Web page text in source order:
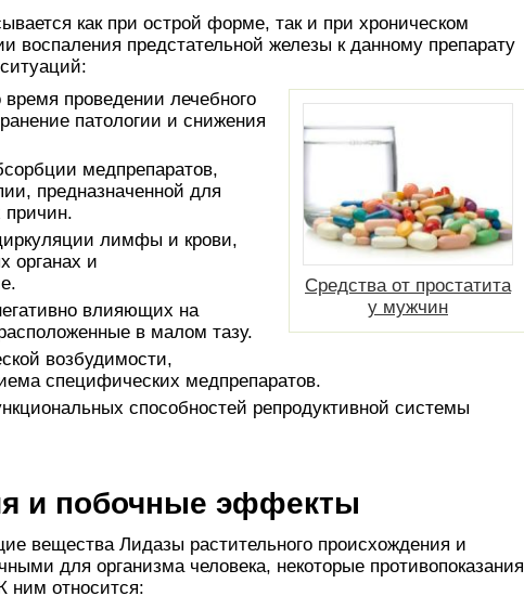
как при острой форме, так и при хроническом
воспаления предстательной железы к данному препарату
Средства от простатита
у мужчин
проведении лечебного
патологии и снижения
медпрепаратов,
предназначенной для
причин.
лимфы и крови,
органах и
влияющих на
в малом тазу.
возбудимости,
специфических медпрепаратов.
способностей репродуктивной системы
и побочные эффекты
вещества Лидазы растительного происхождения и
для организма человека, некоторые противопоказания
ним относится: